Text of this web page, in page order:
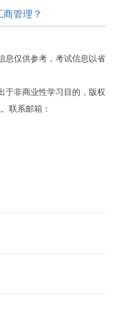
管理？
息仅供参考，考试信息以省
于非商业性学习目的，版权
联系邮箱：